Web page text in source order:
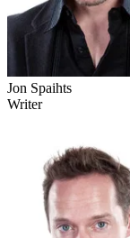
Jon Spaihts
Writer